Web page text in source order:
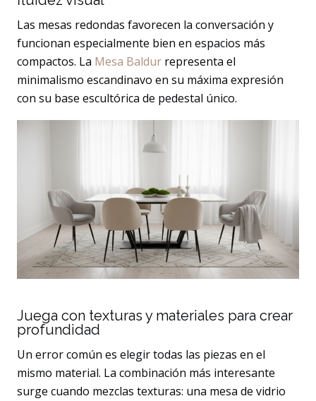
Las mesas redondas favorecen la conversación y
funcionan especialmente bien en espacios más
compactos. La Mesa Baldur representa el
minimalismo escandinavo en su máxima expresión
con su base escultórica de pedestal único.
Juega con texturas y materiales para crear
profundidad
Un error común es elegir todas las piezas en el
mismo material. La combinación más interesante
surge cuando mezclas texturas: una mesa de vidrio